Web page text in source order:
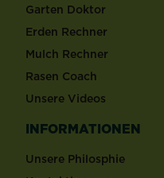
Garten Doktor
Erden Rechner
Mulch Rechner
Rasen Coach
Unsere Videos
INFORMATIONEN
Unsere Philosphie